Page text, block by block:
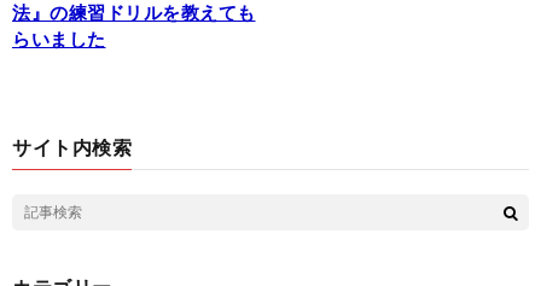
法』の練習ドリルを教えても
らいました
サイト内検索